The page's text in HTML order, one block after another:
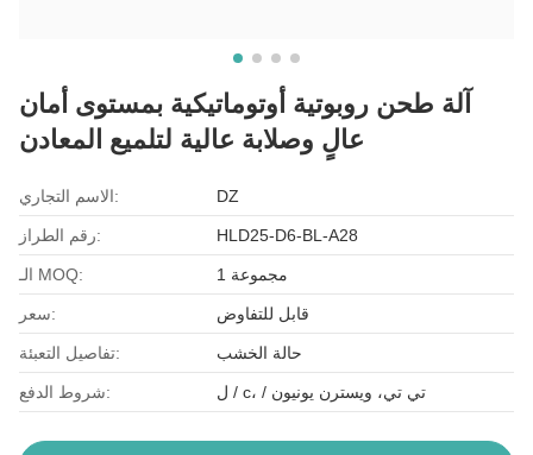
آلة طحن روبوتية أوتوماتيكية بمستوى أمان
عالٍ وصلابة عالية لتلميع المعادن
الاسم التجاري: DZ
رقم الطراز: HLD25-D6-BL-A28
الـ MOQ: 1 مجموعة
سعر: قابل للتفاوض
تفاصيل التعبئة: حالة الخشب
شروط الدفع: ل / c، / تي تي، ويسترن يونيون